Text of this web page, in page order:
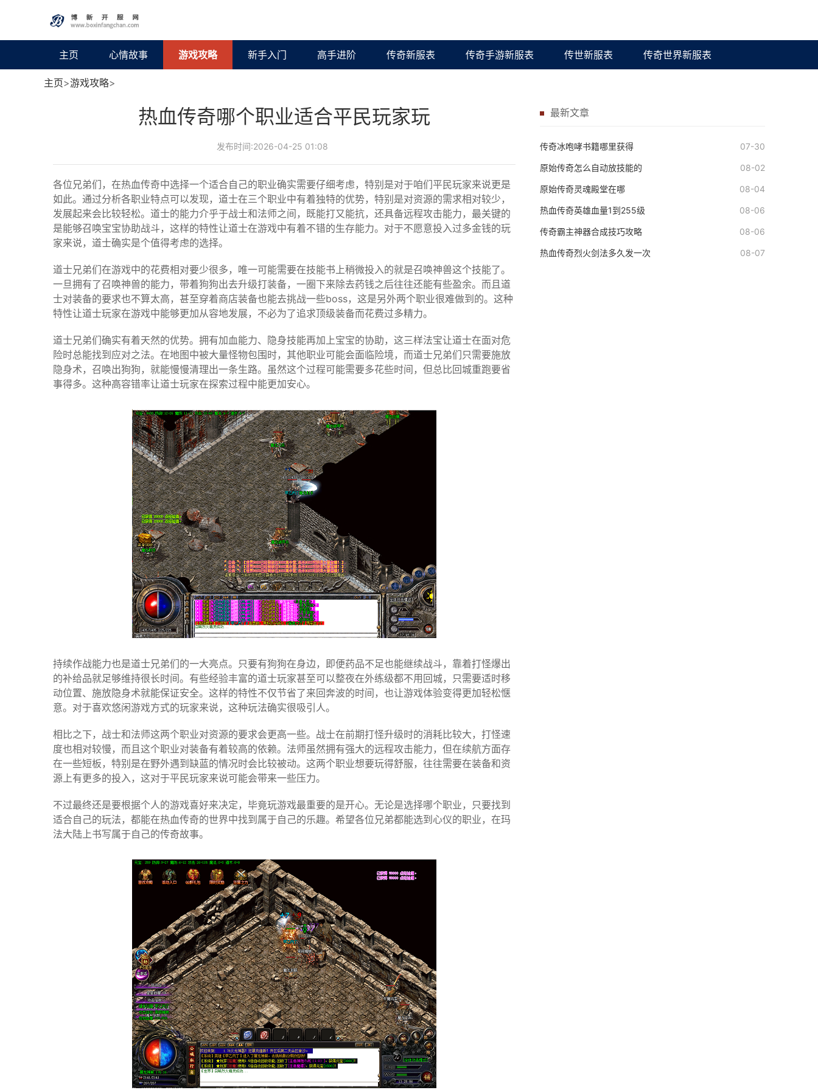
主页 心情故事 游戏攻略 新手入门 高手进阶 传奇新服表 传奇手游新服表 传世新服表 传奇世界新服表
主页>游戏攻略>
热血传奇哪个职业适合平民玩家玩
发布时间:2026-04-25 01:08
各位兄弟们，在热血传奇中选择一个适合自己的职业确实需要仔细考虑，特别是对于咱们平民玩家来说更是
如此。通过分析各职业特点可以发现，道士在三个职业中有着独特的优势，特别是对资源的需求相对较少，
发展起来会比较轻松。道士的能力介乎于战士和法师之间，既能打又能抗，还具备远程攻击能力，最关键的
是能够召唤宝宝协助战斗，这样的特性让道士在游戏中有着不错的生存能力。对于不愿意投入过多金钱的玩
家来说，道士确实是个值得考虑的选择。
道士兄弟们在游戏中的花费相对要少很多，唯一可能需要在技能书上稍微投入的就是召唤神兽这个技能了。
一旦拥有了召唤神兽的能力，带着狗狗出去升级打装备，一圈下来除去药钱之后往往还能有些盈余。而且道
士对装备的要求也不算太高，甚至穿着商店装备也能去挑战一些boss，这是另外两个职业很难做到的。这种
特性让道士玩家在游戏中能够更加从容地发展，不必为了追求顶级装备而花费过多精力。
道士兄弟们确实有着天然的优势。拥有加血能力、隐身技能再加上宝宝的协助，这三样法宝让道士在面对危
险时总能找到应对之法。在地图中被大量怪物包围时，其他职业可能会面临险境，而道士兄弟们只需要施放
隐身术，召唤出狗狗，就能慢慢清理出一条生路。虽然这个过程可能需要多花些时间，但总比回城重跑要省
事得多。这种高容错率让道士玩家在探索过程中能更加安心。
持续作战能力也是道士兄弟们的一大亮点。只要有狗狗在身边，即便药品不足也能继续战斗，靠着打怪爆出
的补给品就足够维持很长时间。有些经验丰富的道士玩家甚至可以整夜在外练级都不用回城，只需要适时移
动位置、施放隐身术就能保证安全。这样的特性不仅节省了来回奔波的时间，也让游戏体验变得更加轻松惬
意。对于喜欢悠闲游戏方式的玩家来说，这种玩法确实很吸引人。
相比之下，战士和法师这两个职业对资源的要求会更高一些。战士在前期打怪升级时的消耗比较大，打怪速
度也相对较慢，而且这个职业对装备有着较高的依赖。法师虽然拥有强大的远程攻击能力，但在续航方面存
在一些短板，特别是在野外遇到缺蓝的情况时会比较被动。这两个职业想要玩得舒服，往往需要在装备和资
源上有更多的投入，这对于平民玩家来说可能会带来一些压力。
不过最终还是要根据个人的游戏喜好来决定，毕竟玩游戏最重要的是开心。无论是选择哪个职业，只要找到
适合自己的玩法，都能在热血传奇的世界中找到属于自己的乐趣。希望各位兄弟都能选到心仪的职业，在玛
法大陆上书写属于自己的传奇故事。
最新文章
传奇冰咆哮书籍哪里获得 07-30
原始传奇怎么自动放技能的 08-02
原始传奇灵魂殿堂在哪 08-04
热血传奇英雄血量1到255级 08-06
传奇霸主神器合成技巧攻略 08-06
热血传奇烈火剑法多久发一次 08-07